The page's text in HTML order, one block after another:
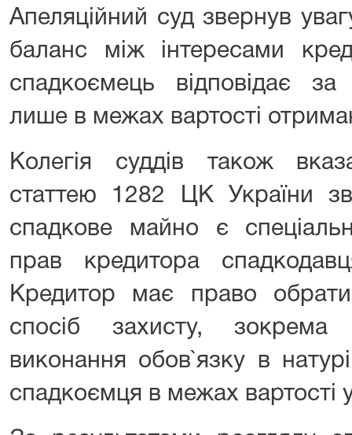
Апеляційний суд звернув
баланс між інтересами
спадкоємець відповідає
лише в межах вартості
Колегія суддів також
статтею 1282 ЦК України
спадкове майно є
прав кредитора
Кредитор має право
спосіб захисту, зокрема
виконання обов`язку в
спадкоємця в межах вартості